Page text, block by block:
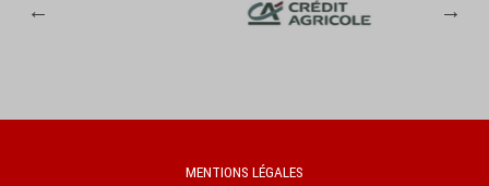
MENTIONS LÉGALES